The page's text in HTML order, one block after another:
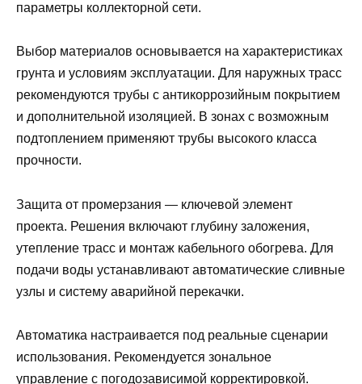
параметры коллекторной сети.
Выбор материалов основывается на характеристиках
грунта и условиям эксплуатации. Для наружных трасс
рекомендуются трубы с антикоррозийным покрытием
и дополнительной изоляцией. В зонах с возможным
подтоплением применяют трубы высокого класса
прочности.
Защита от промерзания — ключевой элемент
проекта. Решения включают глубину заложения,
утепление трасс и монтаж кабельного обогрева. Для
подачи воды устанавливают автоматические сливные
узлы и систему аварийной перекачки.
Автоматика настраивается под реальные сценарии
использования. Рекомендуется зональное
управление с погодозависимой корректировкой.